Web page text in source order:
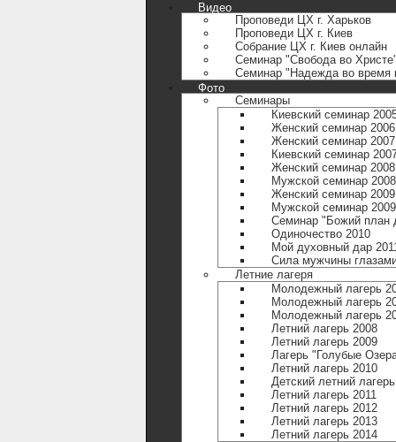
Видео
Проповеди ЦХ г. Харьков
Проповеди ЦХ г. Киев
Собрание ЦХ г. Киев онлайн
Семинар "Свобода во
Семинар "Надежда во время
Фото
Семинары
Киевский семинар
Женский семинар 2006
Женский семинар 2007
Киевский семинар
Женский семинар 2008
Мужской семинар 2008
Женский семинар 2009
Мужской семинар 2009
Семинар "Божий план
Одиночество 2010
Мой духовный дар
Сила мужчины
Летние лагеря
Молодежный лагерь
Молодежный лагерь
Молодежный лагерь
Летний лагерь 2008
Летний лагерь 2009
Лагерь "Голубые
Летний лагерь 2010
Детский летний
Летний лагерь 2011
Летний лагерь 2012
Летний лагерь 2013
Летний лагерь 2014